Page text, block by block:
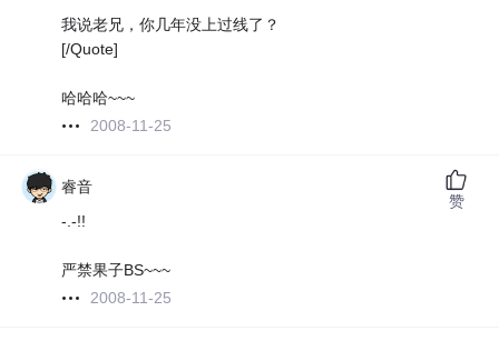
我说老兄，你几年没上过线了？
[/Quote]
哈哈哈~~~
2008-11-25
睿音
-.-!!
严禁果子BS~~~
2008-11-25
赞